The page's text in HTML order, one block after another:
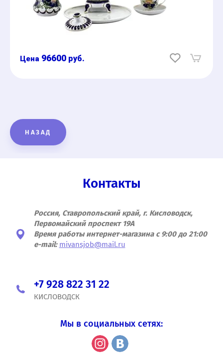
96600 руб.
НАЗАД
Контакты
Россия, Ставропольский край, г. Кисловодск,
Первомайский проспект 19А
Время работы интернет-магазина с 9:00 до 21:00
e-mail: mivansjob@mail.ru
+7 928 822 31 22
КИСЛОВОДСК
Мы в социальных сетях: